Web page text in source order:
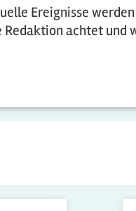
Ereignisse
achtet und